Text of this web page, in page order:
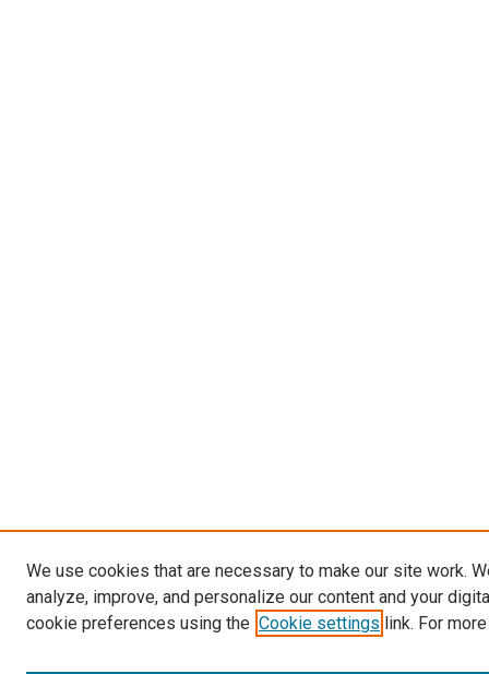
We use cookies that are necessary to make our site work.
analyze, improve, and personalize our content and your
cookie preferences using the Cookie settings link. For